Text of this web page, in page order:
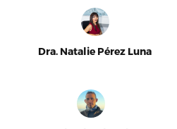
Dra. Natalie Pérez Luna